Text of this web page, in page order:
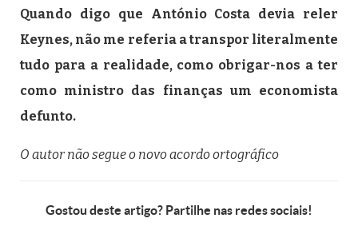
Quando digo que António Costa devia reler
Keynes, não me referia a transpor literalmente
tudo para a realidade, como obrigar-nos a ter
como ministro das finanças um economista
defunto.
O autor não segue o novo acordo ortográfico
Gostou deste artigo? Partilhe nas redes sociais!